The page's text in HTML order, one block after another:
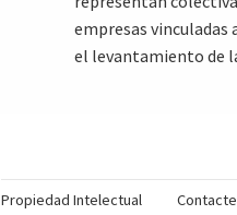
empresas
el levantamiento de
Propiedad Intelectual